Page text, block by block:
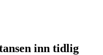
inn tidlig